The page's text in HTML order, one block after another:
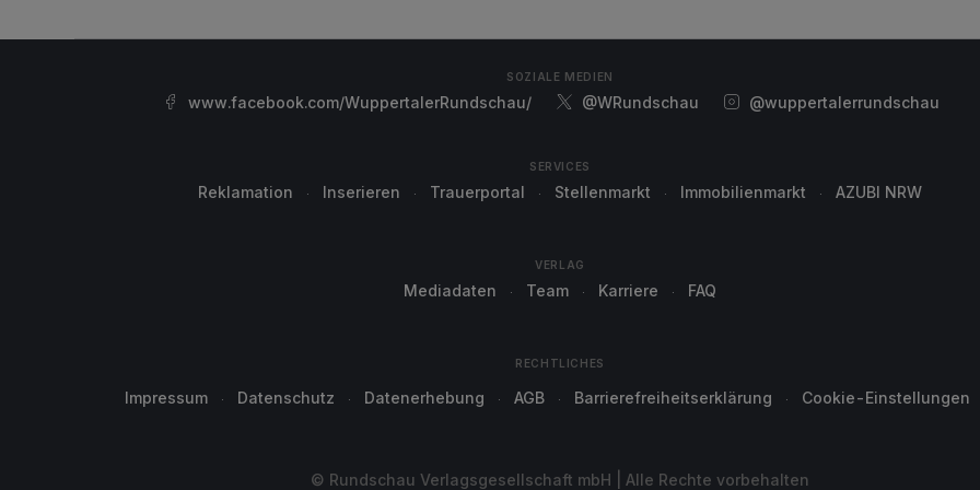
SOZIALE MEDIEN
www.facebook.com/WuppertalerRundschau/ @WRundschau @wuppertalerrundschau
SERVICES
Reklamation Inserieren Trauerportal Stellenmarkt Immobilienmarkt AZUBI NRW
VERLAG
Mediadaten Team Karriere FAQ
RECHTLICHES
Impressum Datenschutz Datenerhebung AGB Barrierefreiheitserklärung Cookie-Einstellungen
© Rundschau Verlagsgesellschaft mbH | Alle Rechte vorbehalten